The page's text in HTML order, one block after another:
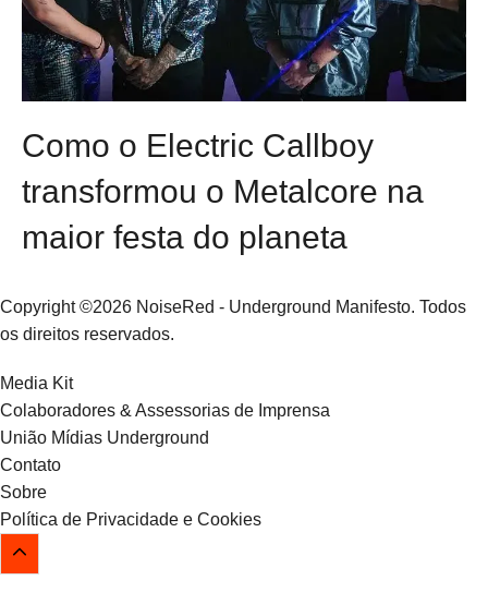
Como o Electric Callboy
transformou o Metalcore na
maior festa do planeta
Copyright ©2026 NoiseRed - Underground Manifesto. Todos
os direitos reservados.
Media Kit
Colaboradores & Assessorias de Imprensa
União Mídias Underground
Contato
Sobre
Política de Privacidade e Cookies